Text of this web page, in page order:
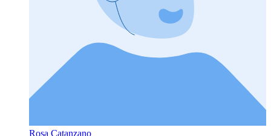
Rosa Catanzano